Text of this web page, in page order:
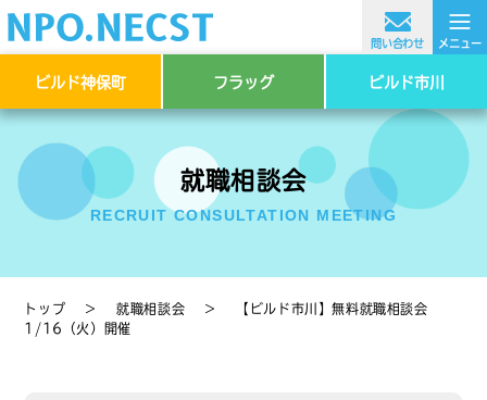
≡
メニュー
問い合わせ
ビルド神保町 フラッグ ビルド市川
就職相談会
RECRUIT CONSULTATION MEETING
トップ ＞就職相談会 ＞
【ビルド市川】無料就職相談会
1/16（火）開催